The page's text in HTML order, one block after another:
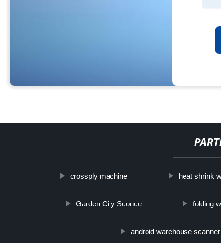
crossply machine heat shrink
Garden City Sconce folding
android warehouse scanner